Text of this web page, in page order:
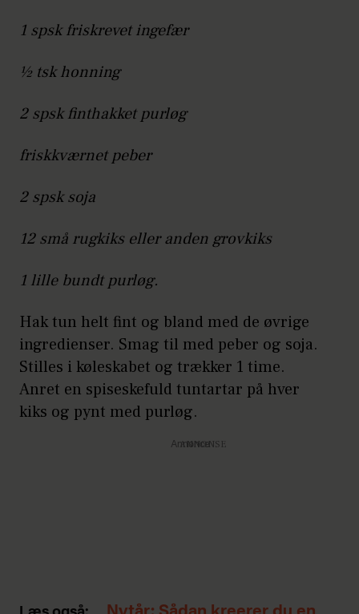
1 spsk friskrevet ingefær
½ tsk honning
2 spsk finthakket purløg
friskkværnet peber
2 spsk soja
12 små rugkiks eller anden grovkiks
1 lille bundt purløg.
Hak tun helt fint og bland med de øvrige
ingredienser. Smag til med peber og soja.
Stilles i køleskabet og trækker 1 time.
Anret en spiseskefuld tuntartar på hver
kiks og pynt med purløg.
Annonce